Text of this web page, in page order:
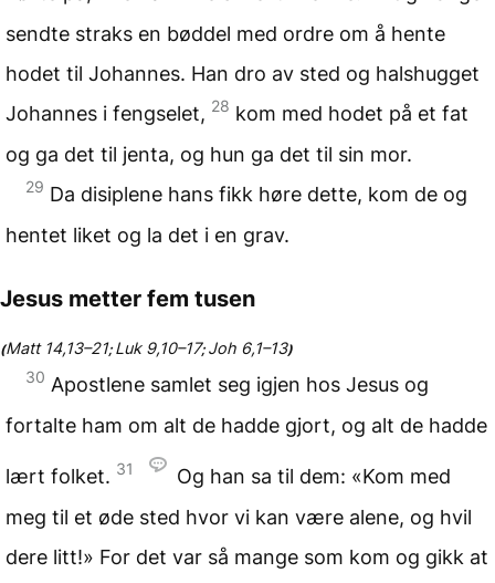
sendte straks en bøddel med ordre om å hente
hodet til Johannes. Han dro av sted og halshugget
Johannes i fengselet, 28 kom med hodet på et fat
og ga det til jenta, og hun ga det til sin mor.
29 Da disiplene hans fikk høre dette, kom de og
hentet liket og la det i en grav.
Jesus metter fem tusen
(Matt 14,13–21;Luk 9,10–17;Joh 6,1–13)
30 Apostlene samlet seg igjen hos Jesus og
fortalte ham om alt de hadde gjort, og alt de hadde
lært folket. 31
Og han sa til dem: «Kom med
meg til et øde sted hvor vi kan være alene, og hvil
dere litt!» For det var så mange som kom og gikk at